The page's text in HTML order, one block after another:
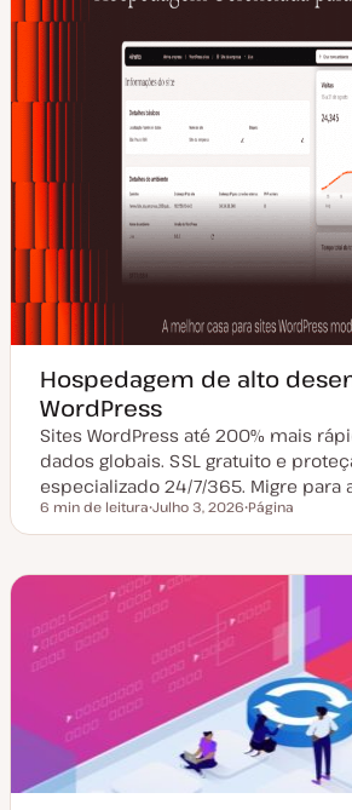
Hospedagem de alto
WordPress
Sites WordPress até 200% mais
dados globais. SSL gratuito e
especializado 24/7/365. Migre para
Tempo de leitura
6 min de leitura
a
a
d
a
a
ç
Julho 3, 2026
i
o
t
g
o
Página